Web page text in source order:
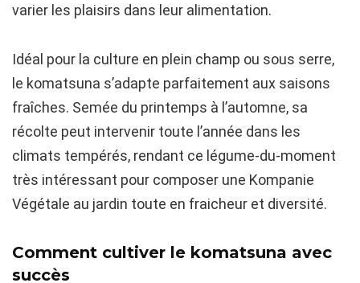
varier les plaisirs dans leur alimentation.
Idéal pour la culture en plein champ ou sous serre,
le komatsuna s’adapte parfaitement aux saisons
fraîches. Semée du printemps à l’automne, sa
récolte peut intervenir toute l’année dans les
climats tempérés, rendant ce légume-du-moment
très intéressant pour composer une Kompanie
Végétale au jardin toute en fraicheur et diversité.
Comment cultiver le komatsuna avec
succès